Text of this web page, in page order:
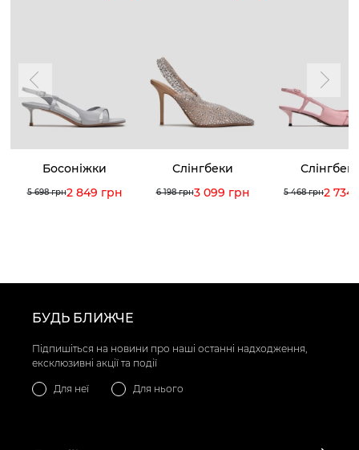
Босоніжки
5 698 грн2 849 грн
Слінгбеки
6 198 грн3 099 грн 5 468 грн2 734
БУДЬ БЛИЖЧЕ
Підпишіться на новини про наші останні надходження,
ексклюзивні акції та події
Для неї Для нього